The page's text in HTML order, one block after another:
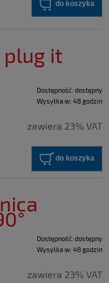
do koszyka
plug it
Dostępność: dostępny
Wysyłka w: 48 godzin
zawiera 23% VAT
do koszyka
Dostępność: dostępny
Wysyłka w: 48 godzin
zawiera 23% VAT